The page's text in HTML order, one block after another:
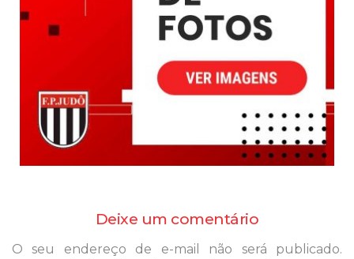
Deixe um comentário
O seu endereço de e-mail não será publicado.